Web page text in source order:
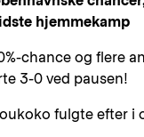
hjemmekamp
chance og flere
3-0 ved pausen!
fulgte efter